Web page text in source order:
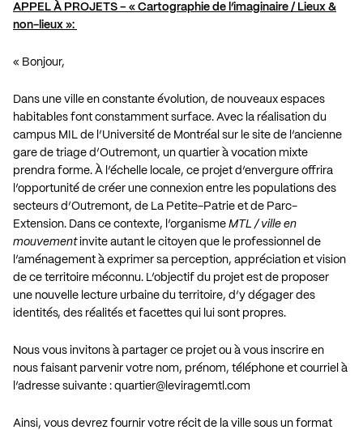
APPEL À PROJETS – « Cartographie de l’imaginaire / Lieux &
non-lieux »:
« Bonjour,
Dans une ville en constante évolution, de nouveaux espaces
habitables font constamment surface. Avec la réalisation du
campus MIL de l’Université de Montréal sur le site de l’ancienne
gare de triage d’Outremont, un quartier à vocation mixte
prendra forme. À l’échelle locale, ce projet d’envergure offrira
l’opportunité de créer une connexion entre les populations des
secteurs d’Outremont, de La Petite-Patrie et de Parc-
Extension. Dans ce contexte, l’organisme MTL / ville en
mouvementinvite autant le citoyen que le professionnel de
l’aménagement à exprimer sa perception, appréciation et vision
de ce territoire méconnu. L’objectif du projet est de proposer
une nouvelle lecture urbaine du territoire, d’y dégager des
identités, des réalités et facettes qui lui sont propres.
Nous vous invitons à partager ce projet ou à vous inscrire en
nous faisant parvenir votre nom, prénom, téléphone et courriel à
l’adresse suivante : quartier@leviragemtl.com
Ainsi, vous devrez fournir votre récit de la ville sous un format